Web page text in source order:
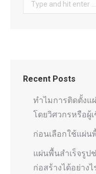
Recent Posts
ทำไมการติดตั้งแ
โดยวิศวกรหรือผู้
ก่อนเลือกใช้แผ่น
แผ่นพื้นสำเร็จรูป
ก่อสร้างได้อย่างไ